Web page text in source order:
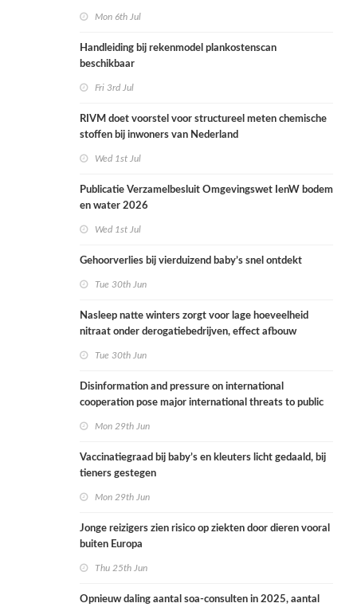
Mon 6th Jul
Handleiding bij rekenmodel plankostenscan
beschikbaar
Fri 3rd Jul
RIVM doet voorstel voor structureel meten chemische
stoffen bij inwoners van Nederland
Wed 1st Jul
Publicatie Verzamelbesluit Omgevingswet IenW bodem
en water 2026
Wed 1st Jul
Gehoorverlies bij vierduizend baby’s snel ontdekt
Tue 30th Jun
Nasleep natte winters zorgt voor lage hoeveelheid
nitraat onder derogatiebedrijven, effect afbouw
Tue 30th Jun
Disinformation and pressure on international
cooperation pose major international threats to public
Mon 29th Jun
Vaccinatiegraad bij baby’s en kleuters licht gedaald, bij
tieners gestegen
Mon 29th Jun
Jonge reizigers zien risico op ziekten door dieren vooral
buiten Europa
Thu 25th Jun
Opnieuw daling aantal soa-consulten in 2025, aantal